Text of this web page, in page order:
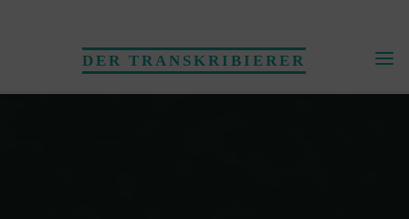
DER TRANSKRIBIERER